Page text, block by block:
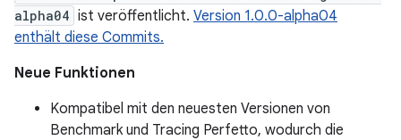
alpha04 ist veröffentlicht. Version 1.0.0-alpha04
enthält diese Commits.
Neue Funktionen
Kompatibel mit den neuesten Versionen von
Benchmark und Tracing Perfetto, wodurch die